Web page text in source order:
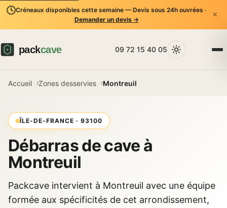
Créneaux disponibles cette semaine — Devis sous 24h ouvrées ·
Demander un devis →
×
09 72 15 40 05
Accueil Zones desservies Montreuil
ÎLE-DE-FRANCE · 93100
Débarras de cave à
Montreuil
Packcave intervient à Montreuil avec une équipe
formée aux spécificités de cet arrondissement,